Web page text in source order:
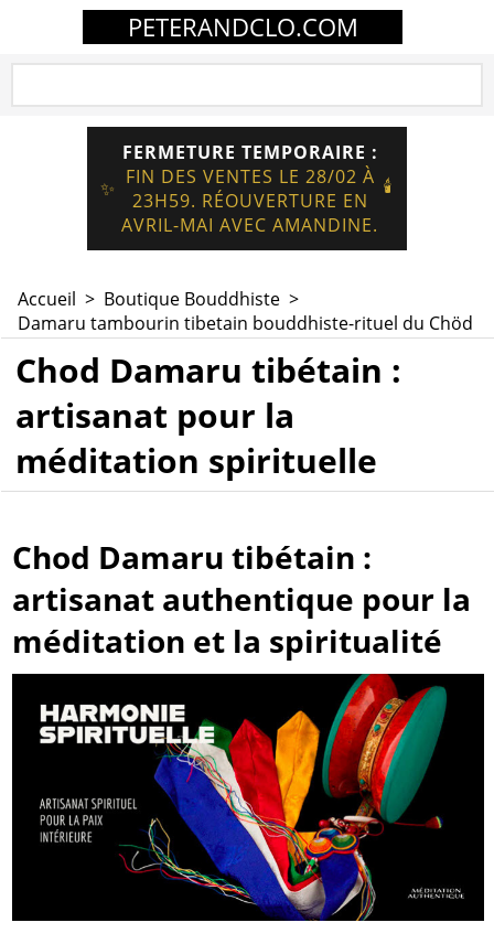
PETERANDCLO.COM
✨
FERMETURE TEMPORAIRE :
FIN DES VENTES LE 28/02 À
23H59. RÉOUVERTURE EN
AVRIL-MAI AVEC AMANDINE.
🕯️
Accueil > Boutique Bouddhiste >
Damaru tambourin tibetain bouddhiste-rituel du Chöd
Chod Damaru tibétain :
artisanat pour la
méditation spirituelle
Chod Damaru tibétain :
artisanat authentique pour la
méditation et la spiritualité